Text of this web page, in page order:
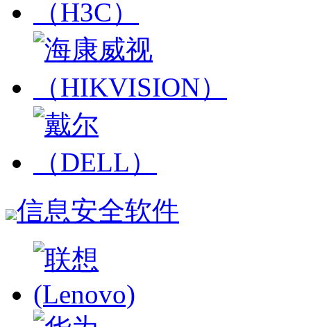
信息安全软件